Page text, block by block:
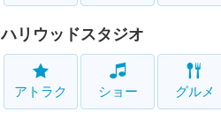
ハリウッドスタジオ
アトラク ショー グルメ